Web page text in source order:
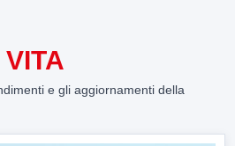
e gli aggiornamenti della